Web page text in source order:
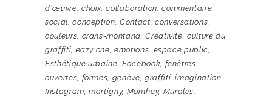
d'œuvre, choix,collaboration,commentaire
social,conception,Contact, conversations,
couleurs, crans-montana,Créativité,culture du
graffiti, eazy one,emotions, espace public,
Esthétique urbaine,Facebook, fenêtres
ouvertes, formes, genève, graffiti,imagination,
Instagram,martigny, Monthey, Murales,